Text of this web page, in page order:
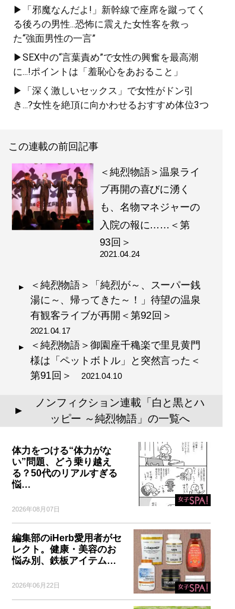
物語』
度目の紅白まで。今こそ
明かされる「純烈物
語」。
記事一覧へ
▶「邪魔なんだよ!」新幹線で座席を蹴ってく
る後ろの男性...恐怖に震えた女性客を救っ
た“強面男性の一言”
▶SEX中の“言葉責め”で女性の興奮を最高潮
に...!ポイントは「羞恥心をあおること」
▶「深く激しいセックス」で女性がドン引
き...?女性を絶頂に向かわせるおすすめ体位3つ
この連載の前回記事
＜純烈物語＞温泉ライ
ブ再開の喜びに湧く
も、名物マネジャーの
入院の報に……＜第
93回＞
2021.04.24
＜純烈物語＞「純烈が～、スーパー銭
湯に～、帰ってきた～！」待望の温泉
有観客ライブが再開＜第92回＞
2021.04.17
＜純烈物語＞御園座千穐楽で里見黄門
様は「ペットボトル」と突然言った＜
第91回＞ 2021.04.10
▲
ノンフィクション連載「白と黒とハ
ッピー ～純烈物語」の一覧へ
体力をつける“体力がな
い”問題、どう乗り越え
る？50代のリアルすぎる
悩…
2026年08月07日
編集部のiHerb愛用者がセ
レクト。健康・美容のお
悩み別、鉄板アイテム…
2026年06月22日